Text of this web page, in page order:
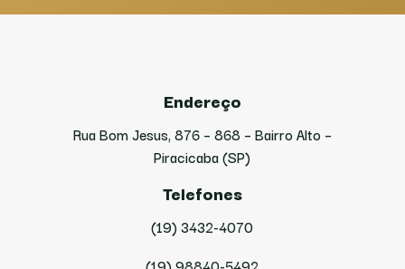
Endereço
Rua Bom Jesus, 876 – 868 – Bairro Alto –
Piracicaba (SP)
Telefones
(19) 3432-4070